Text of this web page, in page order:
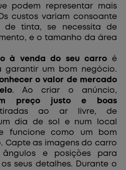
podem representar mais
custos variam consoante
tinta, se necessita de
e o tamanho da área
à venda do seu carro é
garantir um bom negócio.
o valor de mercado
. Ao criar o anúncio,
preço justo e boas
ao ar livre, de
dia de sol e num local
funcione como um bom
Capte as imagens do carro
ângulos e posições para
seus detalhes. Durante o